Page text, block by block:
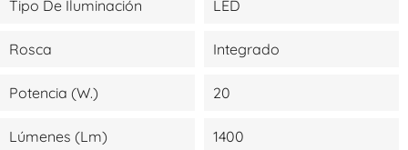
Tipo De Iluminación LED
Rosca Integrado
Potencia (W.) 20
Lúmenes (lm) 1400